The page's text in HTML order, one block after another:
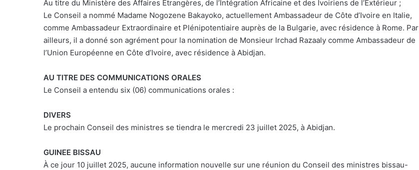
Au titre du Ministère des Affaires Etrangères, de l’Intégration Africaine et des Ivoiriens de l’Extérieur ;
Le Conseil a nommé Madame Nogozene Bakayoko, actuellement Ambassadeur de Côte d’Ivoire en Italie,
comme Ambassadeur Extraordinaire et Plénipotentiaire auprès de la Bulgarie, avec résidence à Rome. Par
ailleurs, il a donné son agrément pour la nomination de Monsieur Irchad Razaaly comme Ambassadeur de
l’Union Européenne en Côte d’Ivoire, avec résidence à Abidjan.
AU TITRE DES COMMUNICATIONS ORALES
Le Conseil a entendu six (06) communications orales :
DIVERS
Le prochain Conseil des ministres se tiendra le mercredi 23 juillet 2025, à Abidjan.
GUINEE BISSAU
À ce jour 10 juillet 2025, aucune information nouvelle sur une réunion du Conseil des ministres bissau-